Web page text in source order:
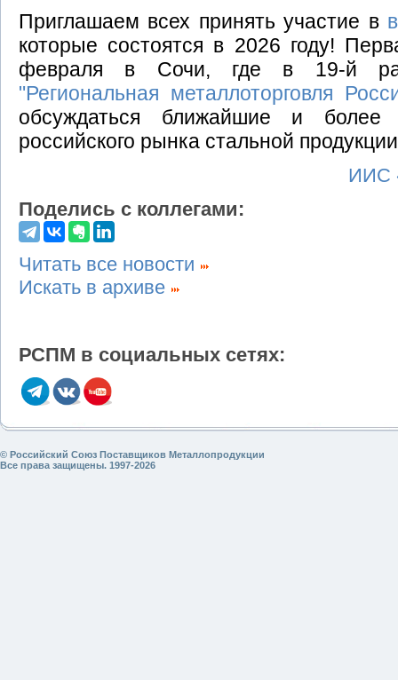
Приглашаем всех принять участие в
которые состоятся в 2026 году!
февраля в Сочи, где в 19-й
"Региональная металлоторговля
обсуждаться ближайшие и более
российского рынка стальной
ИИС
Поделись с коллегами:
Читать все новости
Искать в архиве
РСПМ в социальных сетях:
© Российский Союз Поставщиков Металлопродукции
Все права защищены. 1997-2026